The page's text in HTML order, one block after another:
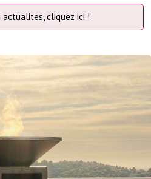
cliquez ici !